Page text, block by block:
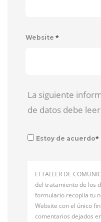
Website *
La siguiente
de datos debe
Estoy de acuerdo*
El TALLER DE
del tratamiento de los
formulario recopila tu
Website con el único
comentarios dejados